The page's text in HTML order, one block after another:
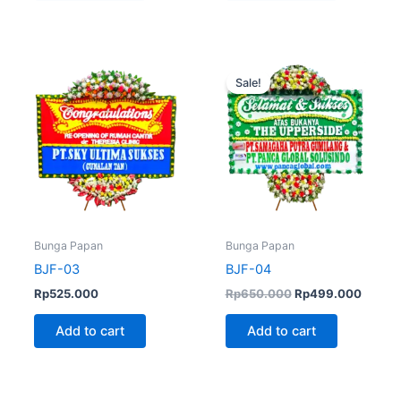
Bunga Papan
BJF-03
Rp525.000
Add to cart
Sale!
Bunga Papan
BJF-04
Rp650.000
price
was:
Rp650.000.
Rp499.000
is:
Add to cart